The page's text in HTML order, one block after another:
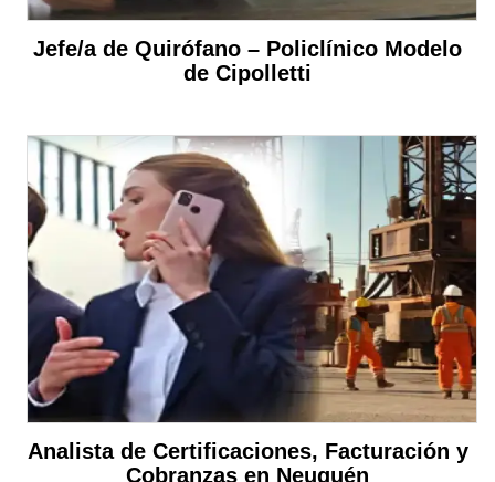
Jefe/a de Quirófano – Policlínico Modelo
de Cipolletti
Analista de Certificaciones, Facturación y
Cobranzas en Neuquén